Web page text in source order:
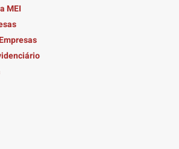
MEI